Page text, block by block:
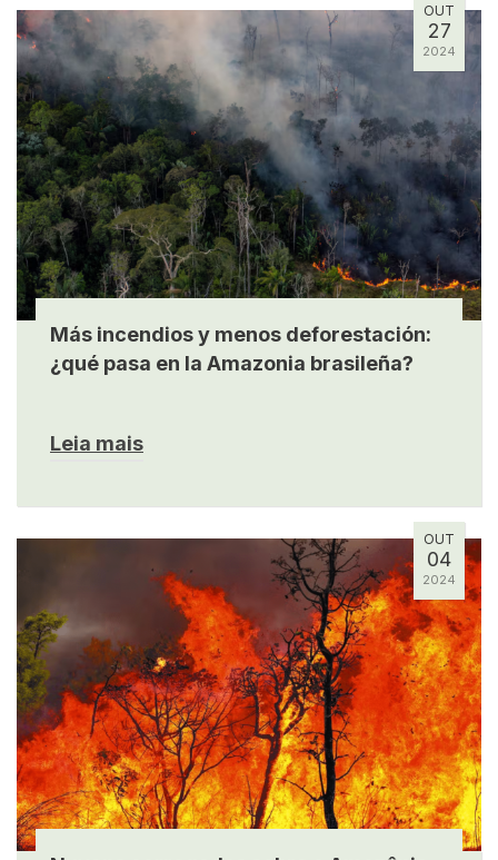
OUT
27
2024
Más incendios y menos deforestación:
¿qué pasa en la Amazonia brasileña?
Leia mais
OUT
04
2024